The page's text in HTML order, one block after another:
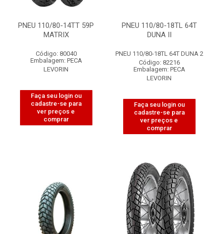
PNEU 110/80-14TT 59P
MATRIX
Código: 80040
Embalagem: PECA
LEVORIN
Faça seu login ou
cadastre-se para
ver preços e
comprar
PNEU 110/80-18TL 64T
DUNA II
PNEU 110/80-18TL 64T DUNA 2
Código: 82216
Embalagem: PECA
LEVORIN
Faça seu login ou
cadastre-se para
ver preços e
comprar